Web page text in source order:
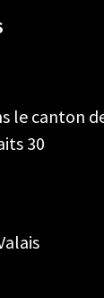
le canton
30